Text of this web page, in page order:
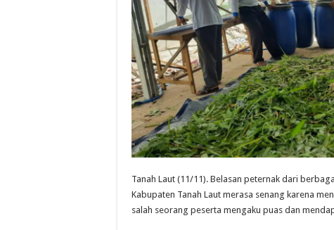
Tanah Laut (11/11). Belasan peternak dari
Kabupaten Tanah Laut merasa senang karena
salah seorang peserta mengaku puas dan